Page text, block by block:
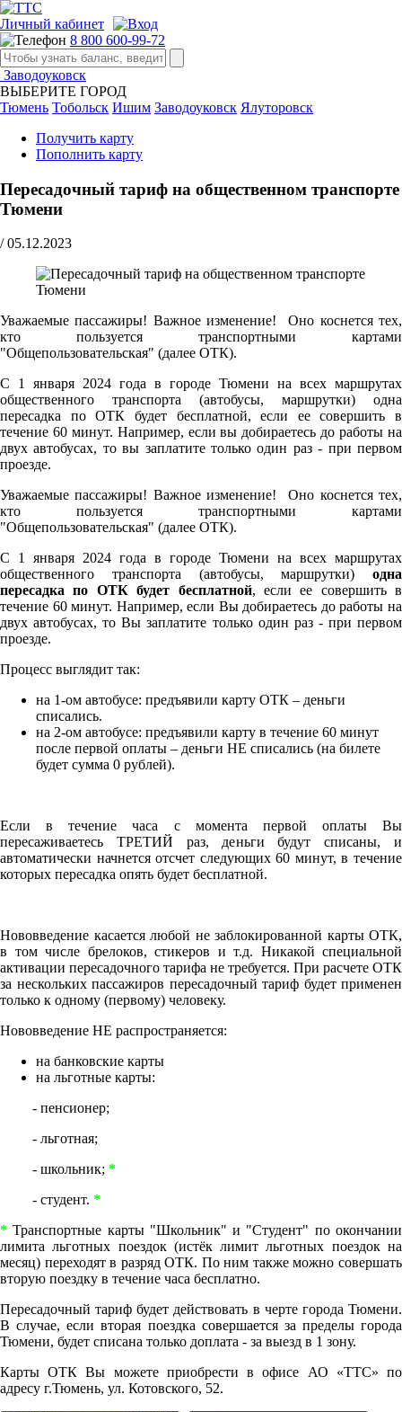
Личный кабинет
8 800 600-99-72
Заводоуковск
ВЫБЕРИТЕ ГОРОД
Тюмень Тобольск Ишим Заводоуковск Ялуторовск
Получить карту
Пополнить карту
Пересадочный тариф на общественном транспорте
Тюмени
/ 05.12.2023
Уважаемые пассажиры! Важное изменение! Оно коснется тех,
кто пользуется транспортными картами
"Общепользовательская" (далее ОТК).
С 1 января 2024 года в городе Тюмени на всех маршрутах
общественного транспорта (автобусы, маршрутки) одна
пересадка по ОТК будет бесплатной, если ее совершить в
течение 60 минут. Например, если вы добираетесь до работы на
двух автобусах, то вы заплатите только один раз - при первом
проезде.
Уважаемые пассажиры! Важное изменение! Оно коснется тех,
кто пользуется транспортными картами
"Общепользовательская" (далее ОТК).
С 1 января 2024 года в городе Тюмени на всех маршрутах
общественного транспорта (автобусы, маршрутки) одна
пересадка по ОТК будет бесплатной, если ее совершить в
течение 60 минут. Например, если Вы добираетесь до работы на
двух автобусах, то Вы заплатите только один раз - при первом
проезде.
Процесс выглядит так:
на 1-ом автобусе: предъявили карту ОТК – деньги
списались.
на 2-ом автобусе: предъявили карту в течение 60 минут
после первой оплаты – деньги НЕ списались (на билете
будет сумма 0 рублей).
Если в течение часа с момента первой оплаты Вы
пересаживаетесь ТРЕТИЙ раз, деньги будут списаны, и
автоматически начнется отсчет следующих 60 минут, в течение
которых пересадка опять будет бесплатной.
Нововведение касается любой не заблокированной карты ОТК,
в том числе брелоков, стикеров и т.д. Никакой специальной
активации пересадочного тарифа не требуется. При расчете ОТК
за нескольких пассажиров пересадочный тариф будет применен
только к одному (первому) человеку.
Нововведение НЕ распространяется:
на банковские карты
на льготные карты:
- пенсионер;
- льготная;
- школьник; *
- студент. *
* Транспортные карты "Школьник" и "Студент" по окончании
лимита льготных поездок (истёк лимит льготных поездок на
месяц) переходят в разряд ОТК. По ним также можно совершать
вторую поездку в течение часа бесплатно.
Пересадочный тариф будет действовать в черте города Тюмени.
В случае, если вторая поездка совершается за пределы города
Тюмени, будет списана только доплата - за выезд в 1 зону.
Карты ОТК Вы можете приобрести в офисе АО «ТТС» по
адресу г.Тюмень, ул. Котовского, 52.